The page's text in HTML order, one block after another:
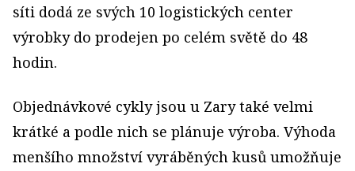
síti dodá ze svých 10 logistických center
výrobky do prodejen po celém světě do 48
hodin.
Objednávkové cykly jsou u Zary také velmi
krátké a podle nich se plánuje výroba. Výhoda
menšího množství vyráběných kusů umožňuje